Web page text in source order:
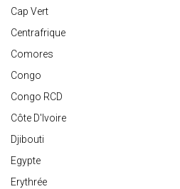
Cap Vert
Centrafrique
Comores
Congo
Congo RCD
Côte D'Ivoire
Djibouti
Egypte
Erythrée